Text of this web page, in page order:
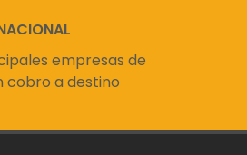
empresas de
cobro a destino